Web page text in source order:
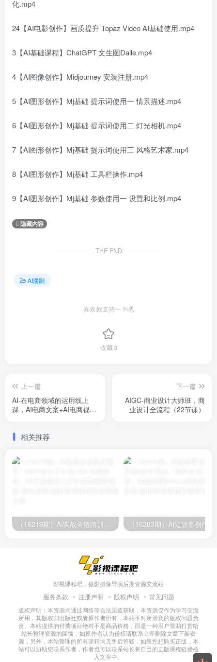
化.mp4
24【AI电影创作】画质提升 Topaz Video AI基础使用.mp4
3【AI基础课程】ChatGPT 文生图Dalle.mp4
4【AI图像创作】Midjourney 安装注册.mp4
5【AI图形创作】Mj基础 提示词使用一 情景描述.mp4
6【AI图形创作】Mj基础 提示词使用二 灯光相机.mp4
7【AI图形创作】Mj基础 提示词使用三 风格艺术家.mp4
8【AI图形创作】Mj基础 工具栏操作.mp4
9【AI图形创作】Mj基础 参数使用一 设置和比例.mp4
隐藏内容
THE END
AI漫剧
喜欢就支持一下吧
收藏3
上一篇
AI-在电商领域的运用线上
课，AI电商文案+AI电商视觉
下一篇
AIGC-商业设计大师班，商
业设计全流程（22节课）
相关推荐
影视课程吧，摄影摄像导演后期资源交流站
服务条款 注册声明 版权声明 常见问题
版权声明：本资源均通过网络等合法渠道获取，本资源仅作为学习交流
所用，其版权归出版社或者原作者所有，本站不对所涉及的版权问题负
责。本站提供的付费项目绝对不是商品价格，而是一种用户赞助打赏给
站长整理资源的回馈，如原作者认为侵权请联系立即删除文章下架资
源，另外，本站整理的所有课程均无售后答疑，如果您想购买正版，本
站可以协助您联系作者，作者也可以联系站长将自己的正版课程链接植
入文章中。